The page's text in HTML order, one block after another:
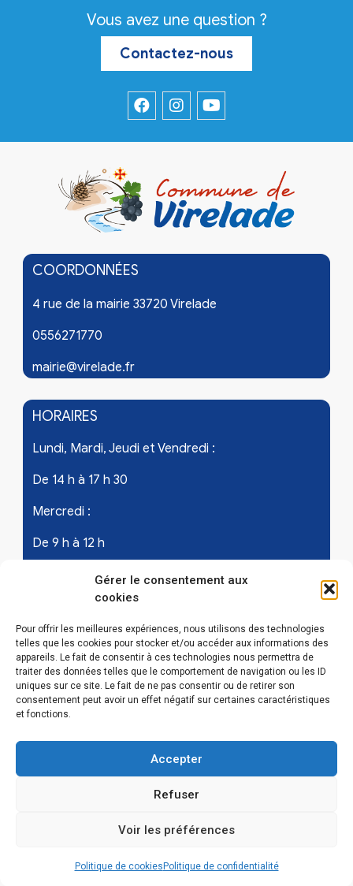
Gérer le consentement aux
cookies
Pour offrir les meilleures expériences, nous utilisons des technologies
telles que les cookies pour stocker et/ou accéder aux informations des
appareils. Le fait de consentir à ces technologies nous permettra de
traiter des données telles que le comportement de navigation ou les ID
uniques sur ce site. Le fait de ne pas consentir ou de retirer son
consentement peut avoir un effet négatif sur certaines caractéristiques
et fonctions.
Accepter
Refuser
Voir les préférences
Politique de cookies Politique de confidentialité
Vous avez une question ?
Contactez-nous
COORDONNÉES
4 rue de la mairie 33720 Virelade
0556271770
mairie@virelade.fr
HORAIRES
Lundi, Mardi, Jeudi et Vendredi :
De 14 h à 17 h 30
Mercredi :
De 9 h à 12 h
Samedi - les 1er et 3ème de chaque mois :
De 9 h à 12 h
LIENS UTILES
Mentions légales
Politique de confidentialité
Politique de cookies (EU)